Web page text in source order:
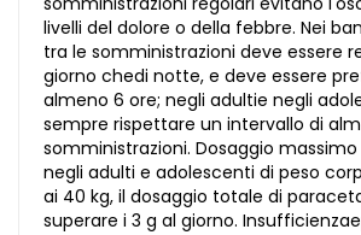
livelli del dolore o della febbre. Nei
tra le somministrazioni deve essere
giorno chedi notte, e deve essere
almeno 6 ore; negli adultie negli
sempre rispettare un intervallo di
somministrazioni. Dosaggio
negli adulti e adolescenti di peso
ai 40 kg, il dosaggio totale di
superare i 3 g al giorno.